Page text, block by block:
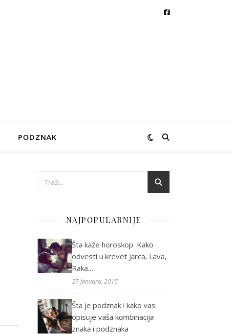
PODZNAK
NAJPOPULARNIJE
Šta kaže horoskop: Kako
odvesti u krevet Jarca, Lava,
Raka…
27 Januara, 2015
Šta je podznak i kako vas
opisuje vaša kombinacija
znaka i podznaka